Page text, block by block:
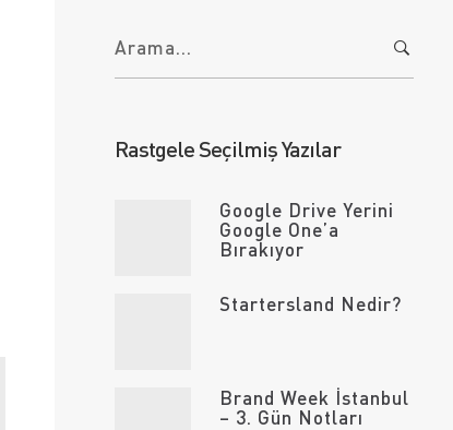
r
m
Rastgele Seçilmiş Yazılar
Google Drive Yerini
Google One’a
Bırakıyor
Startersland Nedir?
Brand Week İstanbul
– 3. Gün Notları